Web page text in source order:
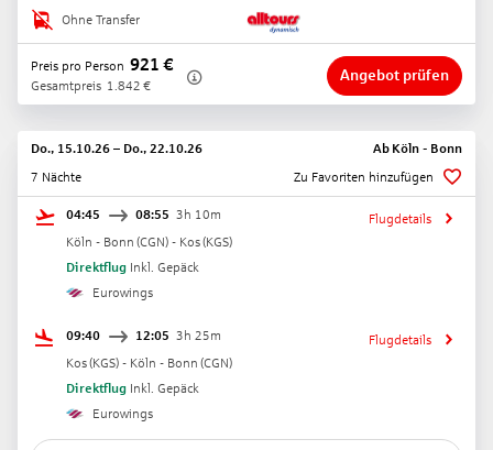
Ohne Transfer
Preis pro Person 921 €
Gesamtpreis 1.842 €
Angebot prüfen
Do., 15.10.26 – Do., 22.10.26 Ab Köln - Bonn
7 Nächte
Zu Favoriten hinzufügen
04:45 08:55 3h 10m
Köln - Bonn (CGN) - Kos(KGS)
Direktflug Inkl. Gepäck
Eurowings
Flugdetails
09:40 12:05 3h 25m
Kos(KGS) - Köln - Bonn (CGN)
Direktflug Inkl. Gepäck
Eurowings
Flugdetails